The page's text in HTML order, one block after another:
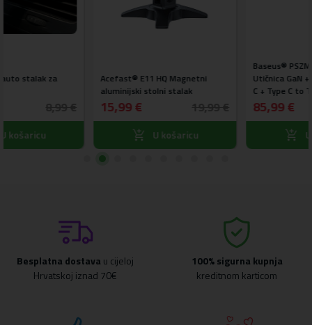
Utičnica GaN + 2 x USB + 2 x Type
C + Type C to Type C kabel
119,99 €
U košaricu
WOZINSKY® WCH-05
Gravitacijski univerzalni auto
stalak za ventilaciju crni
U košaricu
Besplatna dostava u cijeloj
Hrvatskoj iznad 70€
100% sigurna kupnja
kreditnom karticom